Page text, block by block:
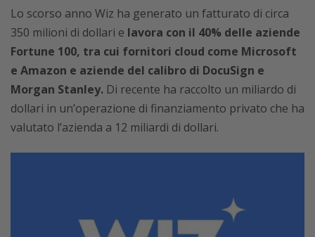
Lo scorso anno Wiz ha generato un fatturato di circa
350 milioni di dollari e lavora con il 40% delle aziende
Fortune 100, tra cui fornitori cloud come Microsoft
e Amazon e aziende del calibro di DocuSign e
Morgan Stanley. Di recente ha raccolto un miliardo di
dollari in un’operazione di finanziamento privato che ha
valutato l’azienda a 12 miliardi di dollari.